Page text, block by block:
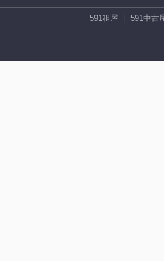
591租屋 591中古